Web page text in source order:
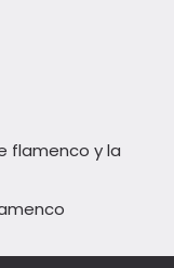
flamenco y la